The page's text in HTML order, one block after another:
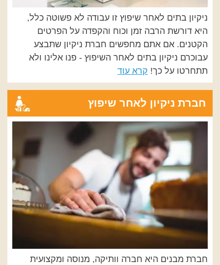
ניקיון בתים לאחר שיפוץ זו עבודה לא פשוטה כלל,
היא דורשת הרבה זמן וכוח והקפדה על הפרטים
הקטנים. אם אתם מחפשים חברת ניקיון שתבצע
עבוכרם ניקיון בתים לאחר השיפוץ - פנו אלינו ולא
תתחרטו על כך! קרא עוד
חברת ניקיון לאחר שיפוץ
חברת מבנים היא חברה וותיקה, מנוסה ומקצועית